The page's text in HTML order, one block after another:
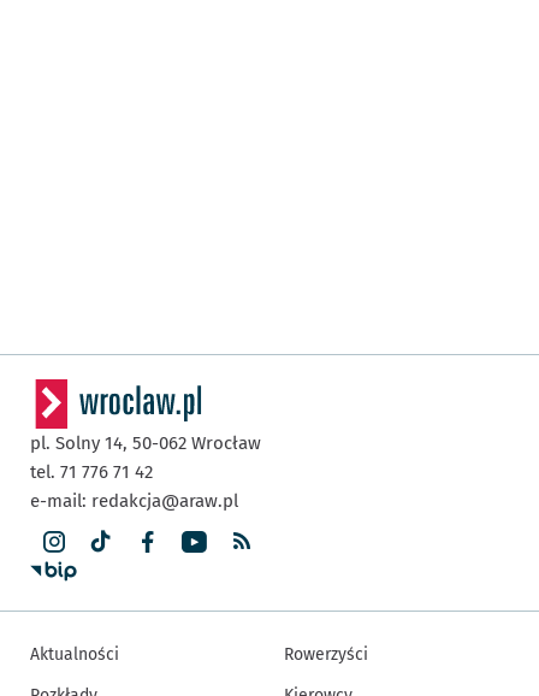
pl. Solny 14, 50-062 Wrocław
tel. 71 776 71 42
e-mail: redakcja@araw.pl
Aktualności
Rowerzyści